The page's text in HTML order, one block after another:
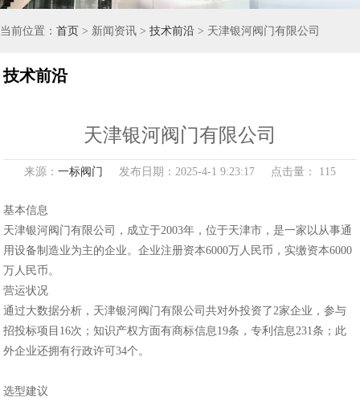
当前位置： 首页 > 新闻资讯 > 技术前沿 > 天津银河阀门有限公司
技术前沿
天津银河阀门有限公司
来源： 一标阀门 发布日期：2025-4-1 9:23:17 点击量： 115
基本信息
天津银河阀门有限公司，成立于2003年，位于天津市，是一家以从事通
用设备制造业为主的企业。企业注册资本6000万人民币，实缴资本6000
万人民币。
营运状况
通过大数据分析，天津银河阀门有限公司共对外投资了2家企业，参与
招投标项目16次；知识产权方面有商标信息19条，专利信息231条；此
外企业还拥有行政许可34个。
选型建议